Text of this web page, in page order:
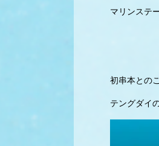
マリンステ
初串本との
テングダイ